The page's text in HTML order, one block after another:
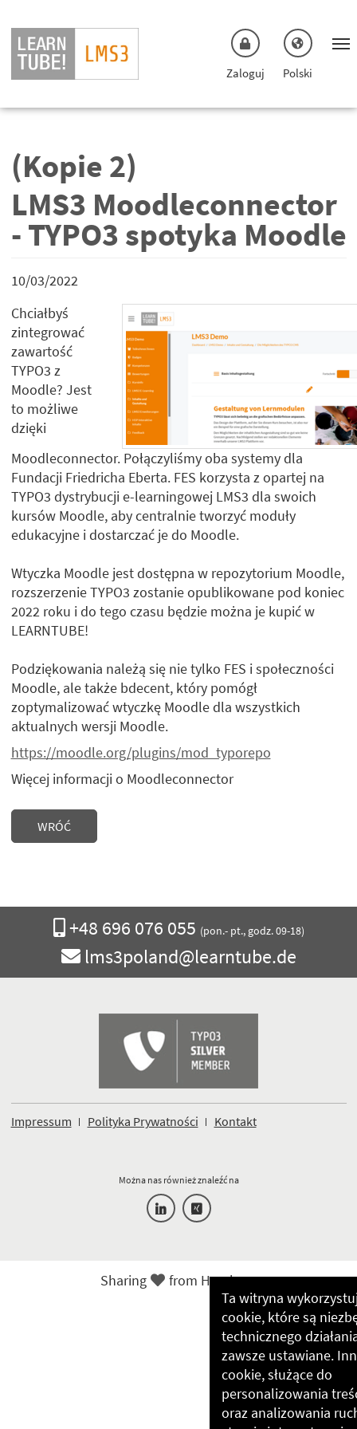
Zaloguj Polski
(Kopie 2)
LMS3 Moodleconnector
- TYPO3 spotyka Moodle
10/03/2022
Chciałbyś
zintegrować
zawartość
TYPO3 z
Moodle? Jest
to możliwe
dzięki
Moodleconnector. Połączyliśmy oba systemy dla
Fundacji Friedricha Eberta. FES korzysta z opartej na
TYPO3 dystrybucji e-learningowej LMS3 dla swoich
kursów Moodle, aby centralnie tworzyć moduły
edukacyjne i dostarczać je do Moodle.
Wtyczka Moodle jest dostępna w repozytorium Moodle,
rozszerzenie TYPO3 zostanie opublikowane pod koniec
2022 roku i do tego czasu będzie można je kupić w
LEARNTUBE!
Podziękowania należą się nie tylko FES i społeczności
Moodle, ale także bdecent, który pomógł
zoptymalizować wtyczkę Moodle dla wszystkich
aktualnych wersji Moodle.
https://moodle.org/plugins/mod_typorepo
Więcej informacji o Moodleconnector
WRÓĆ
Ta witryna
cookie, które są
technicznego
zawsze ustawiane.
cookie, służące do
personalizowania
oraz analizowania
Zadzwoń
do
nas
+48 696 076 055 (pon.- pt., godz. 09-18)
Napisz
e-
lms3poland@learntube.de
Impressum Polityka Prywatności Kontakt
Można nas również znaleźć na
Sharing from Hamburg